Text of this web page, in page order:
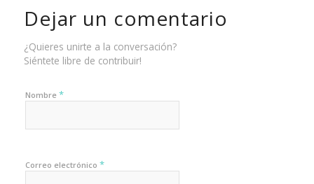
Dejar un comentario
¿Quieres unirte a la conversación?
Siéntete libre de contribuir!
Nombre *
Correo electrónico *